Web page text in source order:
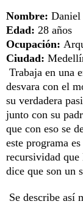
Nombre: Daniel
Edad: 28 años
Ocupación:
Ciudad:
Trabaja en una
desvara con el
su verdadera
junto con su
que con eso se
este programa
recursividad que
dice que son un
Se describe así